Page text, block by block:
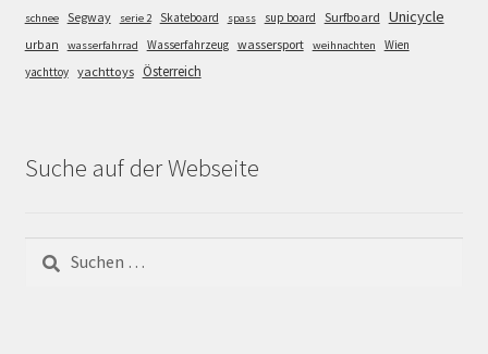
schnee Segway serie 2 Skateboard spass sup board Surfboard Unicycle
urban wasserfahrrad Wasserfahrzeug wassersport weihnachten
Wien
yachttoy yachttoys Österreich
Suche auf der Webseite
Suchen
nach: